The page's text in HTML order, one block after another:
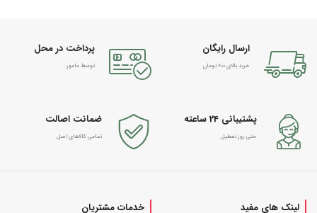
ارسال رایگان
خرید بالای 600 تومان
پرداخت در محل
توسط مامور
پشتیبانی 24 ساعته
حتی روز تعطیل
ضمانت اصالت
تمامی کالاهای اصل
لینک های مفید
خدمات مشتریان